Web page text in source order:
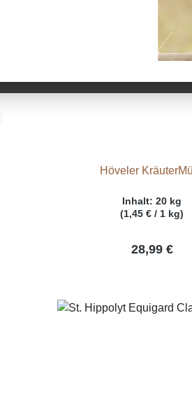
Höveler
Inhalt:20 kg
(1,45 € / 1 kg)
28,99 €